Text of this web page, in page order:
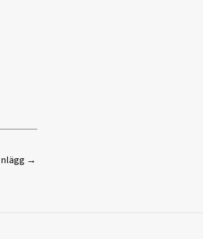
→